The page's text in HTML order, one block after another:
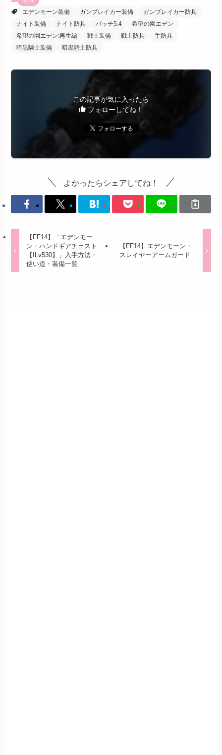
エデンモーン装備
ガンブレイカー装備
ガンブレイカー防具
ナイト装備
ナイト防具 パッチ5.4
希望の園エデン
希望の園エデン:再生編
戦士装備 戦士防具
手防具
暗黒騎士装備
暗黒騎士防具
この記事が気に入ったら
フォローしてね！
よかったらシェアしてね！
【FF14】「エデンモー
ン・ハンドギアチェスト
【ILv530】」入手方法・
使い道・装備一覧
【FF14】エデンモーン・
スレイヤーアームガード